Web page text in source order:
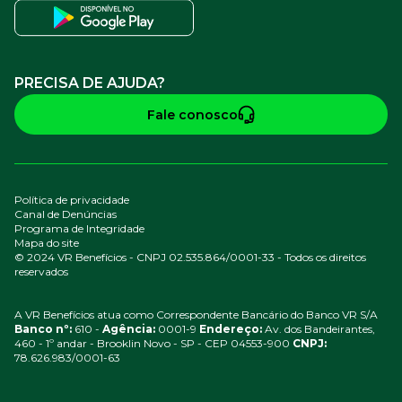
PRECISA DE AJUDA?
Fale conosco
© 2024 VR Benefícios - CNPJ 02.535.864/0001-33 - Todos os direitos
reservados
Política de privacidade
Canal de Denúncias
Programa de Integridade
Mapa do site
A VR Benefícios atua como Correspondente Bancário do Banco VR S/A
Banco nº: 610 - Agência: 0001-9 Endereço: Av. dos Bandeirantes,
460 - 1º andar - Brooklin Novo - SP - CEP 04553-900 CNPJ:
78.626.983/0001-63